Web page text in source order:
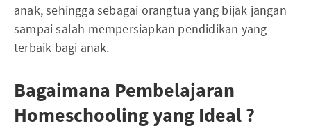
anak, sehingga sebagai orangtua yang bijak jangan
sampai salah mempersiapkan pendidikan yang
terbaik bagi anak.
Bagaimana Pembelajaran
Homeschooling yang Ideal ?